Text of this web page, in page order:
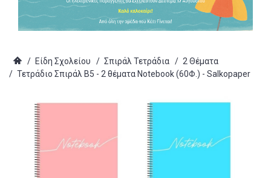
/ Είδη Σχολείου / Σπιράλ Τετράδια / 2 Θέματα
/ Τετράδιο Σπιράλ Β5 - 2 θέματα Notebook (60Φ.) - Salkopaper